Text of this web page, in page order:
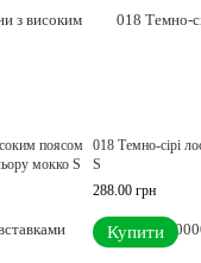
поясом
мокко S
018 Темно-сірі
S
288.00 грн
Купити